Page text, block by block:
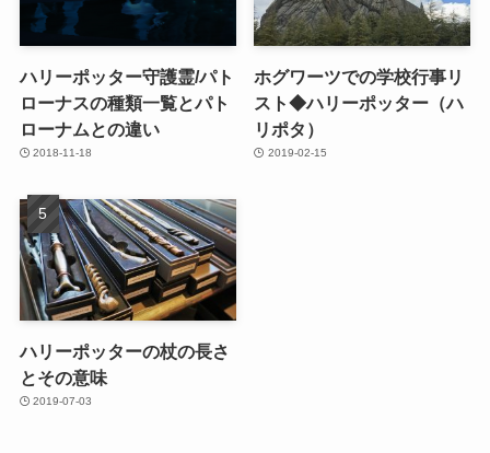
ハリーポッター守護霊/パト
ローナスの種類一覧とパト
ローナムとの違い
2018-11-18
ホグワーツでの学校行事リ
スト◆ハリーポッター（ハ
リポタ）
2019-02-15
ハリーポッターの杖の長さ
とその意味
2019-07-03